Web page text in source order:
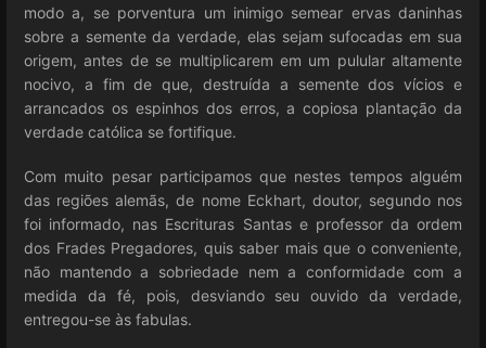
modo a, se porventura um inimigo semear ervas daninhas
sobre a semente da verdade, elas sejam sufocadas em sua
origem, antes de se multiplicarem em um pulular altamente
nocivo, a fim de que, destruída a semente dos vícios e
arrancados os espinhos dos erros, a copiosa plantação da
verdade católica se fortifique.
Com muito pesar participamos que nestes tempos alguém
das regiões alemãs, de nome Eckhart, doutor, segundo nos
foi informado, nas Escrituras Santas e professor da ordem
dos Frades Pregadores, quis saber mais que o conveniente,
não mantendo a sobriedade nem a conformidade com a
medida da fé, pois, desviando seu ouvido da verdade,
entregou-se às fabulas.